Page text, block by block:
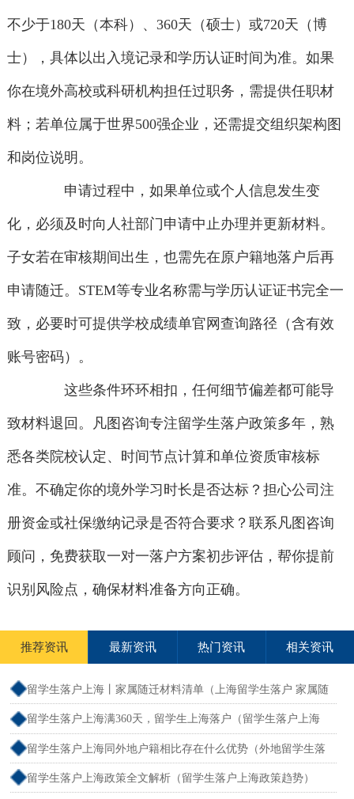
不少于180天（本科）、360天（硕士）或720天（博
士），具体以出入境记录和学历认证时间为准。如果
你在境外高校或科研机构担任过职务，需提供任职材
料；若单位属于世界500强企业，还需提交组织架构图
和岗位说明。
申请过程中，如果单位或个人信息发生变
化，必须及时向人社部门申请中止办理并更新材料。
子女若在审核期间出生，也需先在原户籍地落户后再
申请随迁。STEM等专业名称需与学历认证证书完全一
致，必要时可提供学校成绩单官网查询路径（含有效
账号密码）。
这些条件环环相扣，任何细节偏差都可能导
致材料退回。凡图咨询专注留学生落户政策多年，熟
悉各类院校认定、时间节点计算和单位资质审核标
准。不确定你的境外学习时长是否达标？担心公司注
册资金或社保缴纳记录是否符合要求？联系凡图咨询
顾问，免费获取一对一落户方案初步评估，帮你提前
识别风险点，确保材料准备方向正确。
推荐资讯 最新资讯 热门资讯 相关资讯
留学生落户上海丨家属随迁材料清单（上海留学生落户 家属随
迁）
留学生落户上海满360天，留学生上海落户（留学生落户上海
2026年最新政策条件）
留学生落户上海同外地户籍相比存在什么优势（外地留学生落
户上海如何办理）
留学生落户上海政策全文解析（留学生落户上海政策趋势）